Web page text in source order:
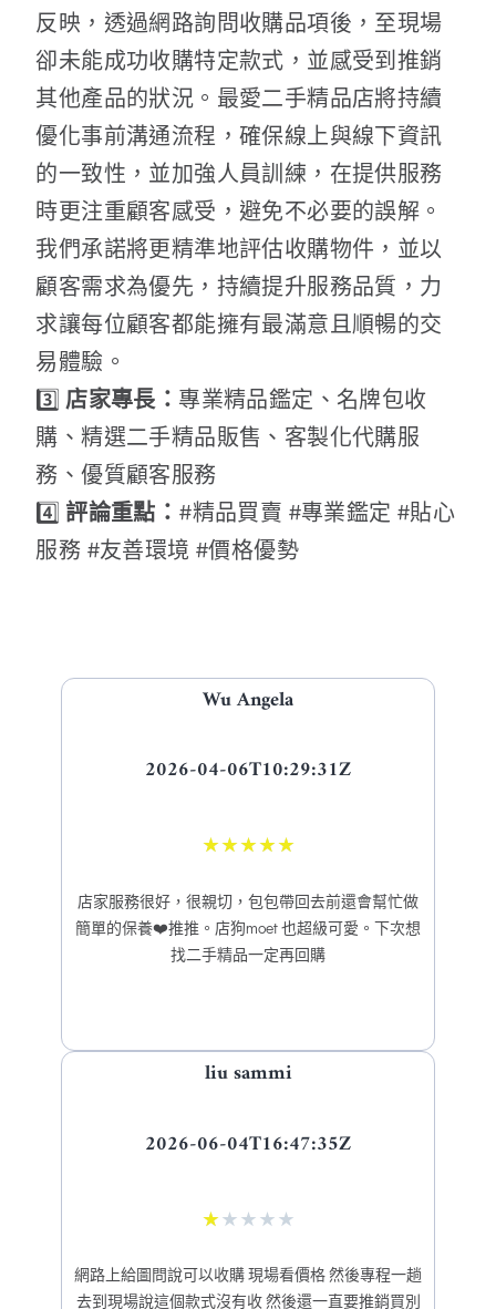
反映，透過網路詢問收購品項後，至現場
卻未能成功收購特定款式，並感受到推銷
其他產品的狀況。最愛二手精品店將持續
優化事前溝通流程，確保線上與線下資訊
的一致性，並加強人員訓練，在提供服務
時更注重顧客感受，避免不必要的誤解。
我們承諾將更精準地評估收購物件，並以
顧客需求為優先，持續提升服務品質，力
求讓每位顧客都能擁有最滿意且順暢的交
易體驗。
3️⃣ 店家專長： 專業精品鑑定、名牌包收
購、精選二手精品販售、客製化代購服
務、優質顧客服務
4️⃣ 評論重點： #精品買賣 #專業鑑定 #貼心
服務 #友善環境 #價格優勢
Wu Angela
2026-04-06T10:29:31Z
★★★★★
店家服務很好，很親切，包包帶回去前還會幫忙做
簡單的保養❤️推推。店狗moet 也超級可愛。下次想
找二手精品一定再回購
liu sammi
2026-06-04T16:47:35Z
★ ★ ★ ★ ★
網路上給圖問說可以收購 現場看價格 然後專程一趟
去到現場說這個款式沒有收 然後還一直要推銷買別